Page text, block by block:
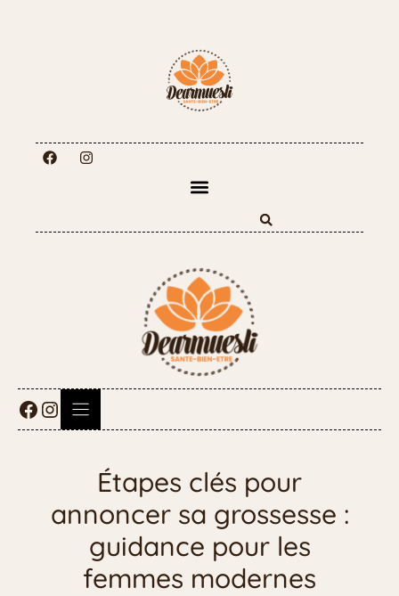
Étapes clés pour
annoncer sa grossesse :
guidance pour les
femmes modernes